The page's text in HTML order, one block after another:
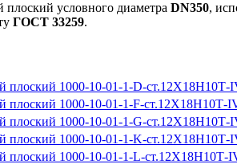
условного диаметра DN350,
ГОСТ 33259.
плоский 1000-10-01-1-D-
плоский 1000-10-01-1-F-ст.12Х18Н10Т-
плоский 1000-10-01-1-G-
плоский 1000-10-01-1-K-
плоский 1000-10-01-1-L-ст.12Х18Н10Т-